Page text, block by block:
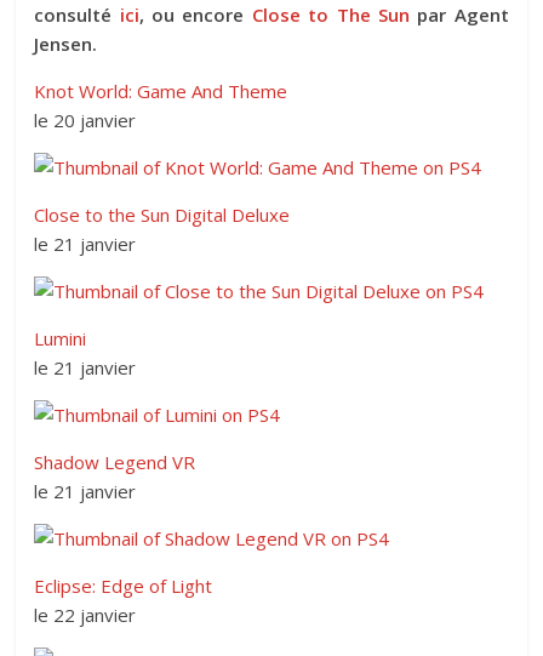
consulté ici, ou encore Close to The Sun par Agent
Jensen.
Knot World: Game And Theme
le 20 janvier
Close to the Sun Digital Deluxe
le 21 janvier
Lumini
le 21 janvier
Shadow Legend VR
le 21 janvier
Eclipse: Edge of Light
le 22 janvier